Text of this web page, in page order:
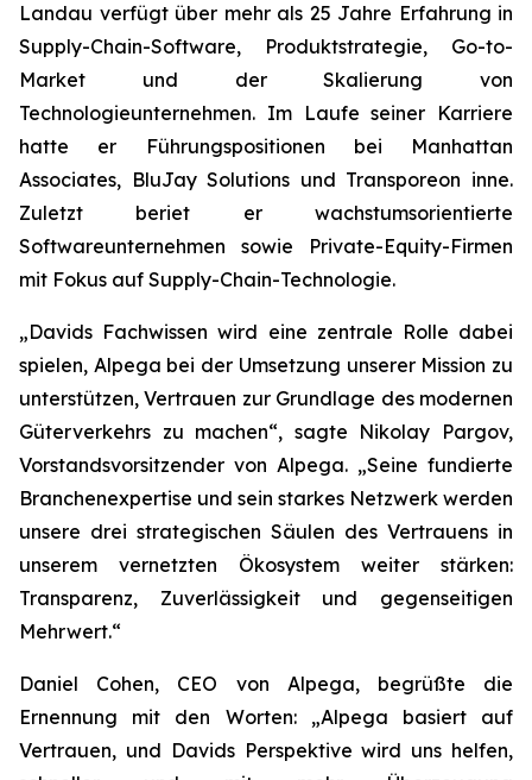
Landau verfügt über mehr als 25 Jahre Erfahrung in
Supply-Chain-Software, Produktstrategie, Go-to-
Market und der Skalierung von
Technologieunternehmen. Im Laufe seiner Karriere
hatte er Führungspositionen bei Manhattan
Associates, BluJay Solutions und Transporeon inne.
Zuletzt beriet er wachstumsorientierte
Softwareunternehmen sowie Private-Equity-Firmen
mit Fokus auf Supply-Chain-Technologie.
„Davids Fachwissen wird eine zentrale Rolle dabei
spielen, Alpega bei der Umsetzung unserer Mission zu
unterstützen, Vertrauen zur Grundlage des modernen
Güterverkehrs zu machen“, sagte Nikolay Pargov,
Vorstandsvorsitzender von Alpega. „Seine fundierte
Branchenexpertise und sein starkes Netzwerk werden
unsere drei strategischen Säulen des Vertrauens in
unserem vernetzten Ökosystem weiter stärken:
Transparenz, Zuverlässigkeit und gegenseitigen
Mehrwert.“
Daniel Cohen, CEO von Alpega, begrüßte die
Ernennung mit den Worten: „Alpega basiert auf
Vertrauen, und Davids Perspektive wird uns helfen,